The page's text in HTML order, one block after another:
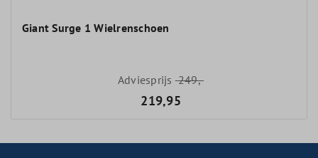
Giant Surge 1 Wielrenschoen
Adviesprijs249,-
219,95